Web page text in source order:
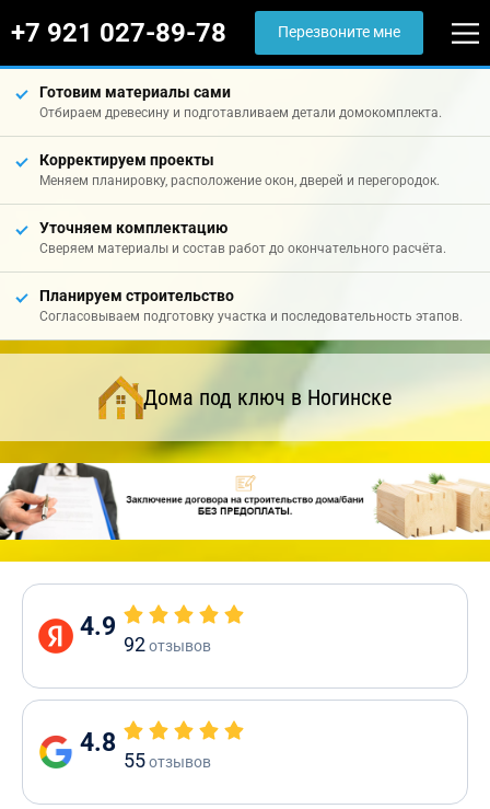
+7 921 027-89-78 Перезвоните мне
Готовим материалы сами
Отбираем древесину и подготавливаем детали домокомплекта.
Корректируем проекты
Меняем планировку, расположение окон, дверей и перегородок.
Уточняем комплектацию
Сверяем материалы и состав работ до окончательного расчёта.
Планируем строительство
Согласовываем подготовку участка и последовательность этапов.
Дома под ключ в Ногинске
4.9
92отзывов
4.8
55отзывов